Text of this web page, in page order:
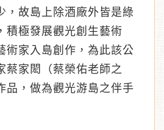
，故島上除酒廠外皆是綠
積極發展觀光創生藝術
術家入島創作，為此該公
蔡家閎（蔡榮佑老師之
品，做為觀光游島之伴手